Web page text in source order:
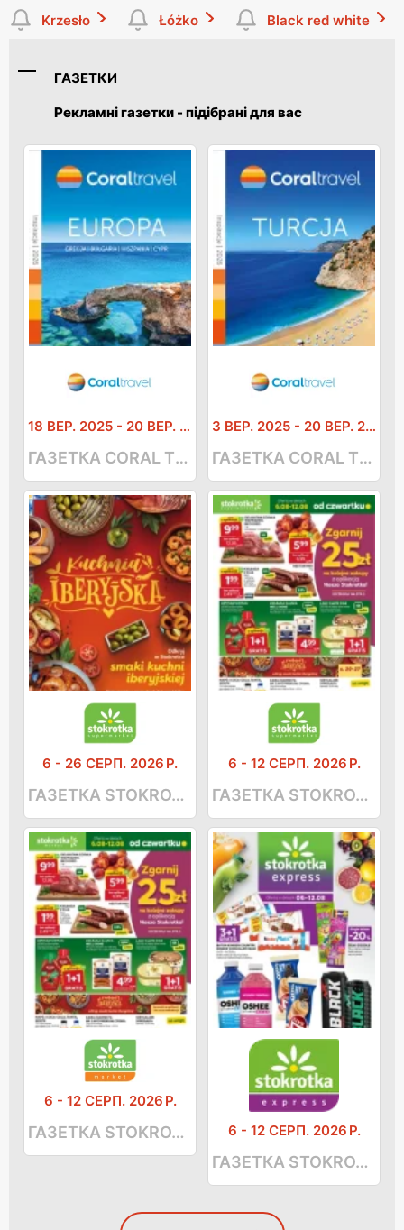
Krzesło Łóżko Black red white
ГАЗЕТКИ
Рекламні газетки - підібрані для вас
18 ВЕР. 2025 - 20 ВЕР. 2026 РР.
ГАЗЕТКА CORAL TRAVEL
3 ВЕР. 2025 - 20 ВЕР. 2026 РР.
ГАЗЕТКА CORAL TRAVEL
6 - 26 СЕРП. 2026 Р.
ГАЗЕТКА STOKROTKA SUPERMARKET
6 - 12 СЕРП. 2026 Р.
ГАЗЕТКА STOKROTKA SUPERMARKET
6 - 12 СЕРП. 2026 Р.
ГАЗЕТКА STOKROTKA MARKET 6 - 12 СЕРП. 2026 Р.
ГАЗЕТКА STOKROTKA EXPRESS